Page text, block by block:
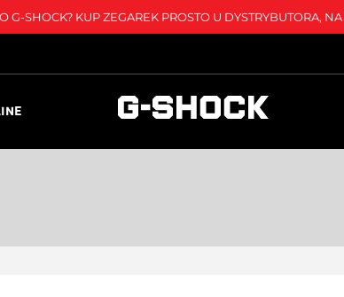
SHOCK? KUP ZEGAREK PROSTO U DYSTRYBUTORA, NA